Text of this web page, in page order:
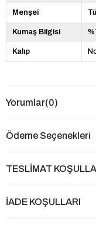
Menşei
Kumaş Bilgisi
Kalıp
Yorumlar(0)
Ödeme Seçenekleri
TESLİMAT
İADE KOŞULLARI